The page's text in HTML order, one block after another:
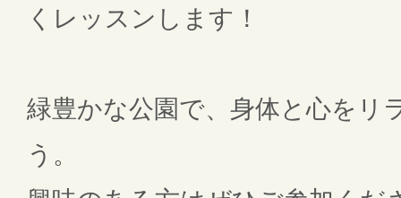
くレッスンします！
緑豊かな公園で、身体と心をリ
う。